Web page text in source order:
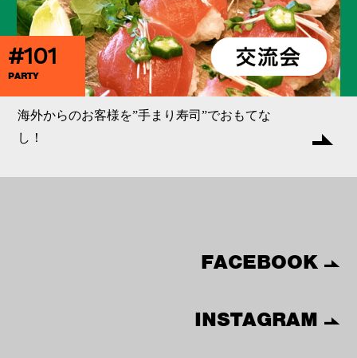
#101
PARTY
海外からのお客様を”手まり寿司”でおもてな
し！
FACEBOOK
INSTAGRAM